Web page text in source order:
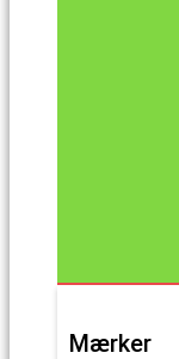
Mærker